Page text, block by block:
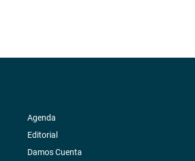
Agenda
Editorial
Damos Cuenta